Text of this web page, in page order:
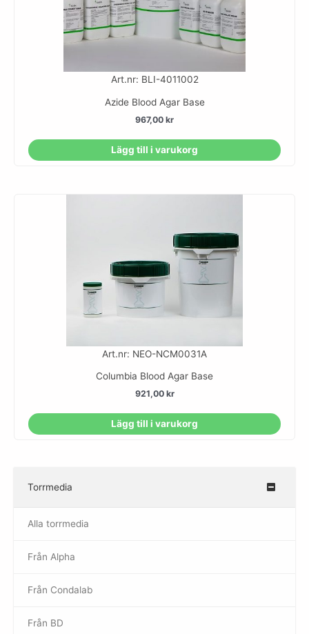
Art.nr: BLI-4011002
Azide Blood Agar Base
967,00 kr
Lägg till i varukorg
Art.nr: NEO-NCM0031A
Columbia Blood Agar Base
921,00 kr
Lägg till i varukorg
Torrmedia
–
Alla torrmedia
Från Alpha
–
Från Condalab
Från BD